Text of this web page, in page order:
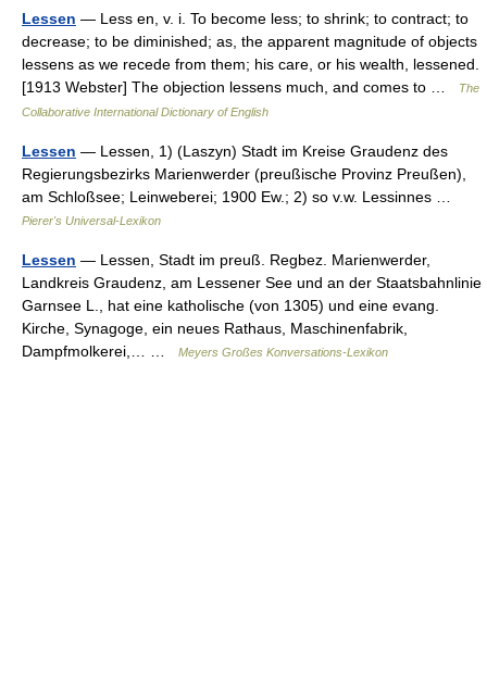
Lessen — Less en, v. i. To become less; to shrink; to contract; to
decrease; to be diminished; as, the apparent magnitude of objects
lessens as we recede from them; his care, or his wealth, lessened.
[1913 Webster] The objection lessens much, and comes to …
The
Collaborative International Dictionary of English
Lessen — Lessen, 1) (Laszyn) Stadt im Kreise Graudenz des
Regierungsbezirks Marienwerder (preußische Provinz Preußen),
am Schloßsee; Leinweberei; 1900 Ew.; 2) so v.w. Lessinnes …
Pierer's Universal-Lexikon
Lessen — Lessen, Stadt im preuß. Regbez. Marienwerder,
Landkreis Graudenz, am Lessener See und an der Staatsbahnlinie
Garnsee L., hat eine katholische (von 1305) und eine evang.
Kirche, Synagoge, ein neues Rathaus, Maschinenfabrik,
Dampfmolkerei,… …
Meyers Großes Konversations-Lexikon